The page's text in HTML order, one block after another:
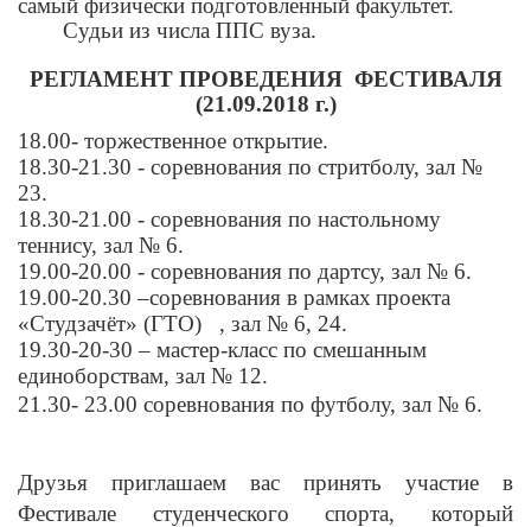
Судьи из числа ППС вуза.
РЕГЛАМЕНТ ПРОВЕДЕНИЯ ФЕСТИВАЛЯ
(21.09.2018 г.)
18.00- торжественное открытие.
18.30-21.30 - соревнования по стритболу, зал №
23.
18.30-21.00 - соревнования по настольному
теннису, зал № 6.
19.00-20.00 - соревнования по дартсу, зал № 6.
19.00-20.30 –соревнования в рамках проекта
«Студзачёт» (ГТО) , зал № 6, 24.
19.30-20-30 – мастер-класс по смешанным
единоборствам, зал № 12.
21.30- 23.00 соревнования по футболу, зал № 6.
Друзья приглашаем вас принять участие в
Фестивале студенческого спорта, который